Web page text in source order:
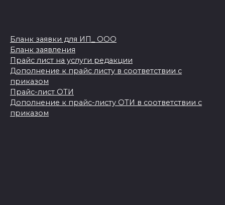
Бланк заявки для ИП_ ООО
Бланк заявления
Прайс лист на услуги редакции
Дополнение к прайс листу в соответствии с
приказом
Прайс-лист ОТИ
Дополнение к прайс-листу ОТИ в соответствии с
приказом